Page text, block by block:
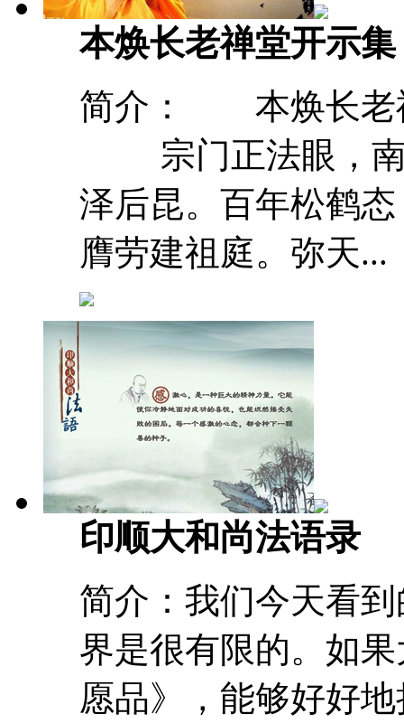
本焕长老禅堂开示集
简介： 本焕长老
宗门正法眼，南
泽后昆。百年松鹤
膺劳建祖庭。弥天...
印顺大和尚法语录
简介：我们今天看
界是很有限的。如
愿品》，能够好好